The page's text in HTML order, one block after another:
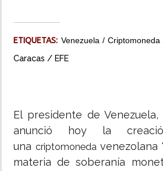
ETIQUETAS: Venezuela Criptomoneda
Caracas / EFE
El presidente de Venezuela,
anunció hoy la
una criptomoneda venezolana
materia de soberanía